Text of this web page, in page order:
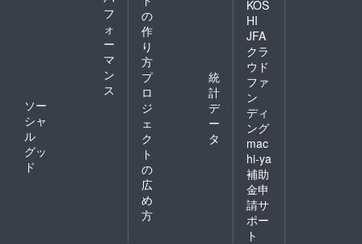
フ
ォ
ー
マ
ン
ス
ソー
シャ
ル
グッ
ド
の
作
り
方
プ
ロ
ジ
ェ
ク
ト
の
広
め
方
統
計
デ
ー
タ
KOS
HI
JFA
クラ
ウド
ファ
ン
ディ
ング
mac
hi-ya
補助
金申
請サ
ポー
ト